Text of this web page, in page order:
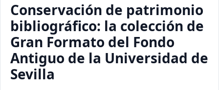
Conservación de patrimonio
bibliográfico: la colección de
Gran Formato del Fondo
Antiguo de la Universidad de
Sevilla